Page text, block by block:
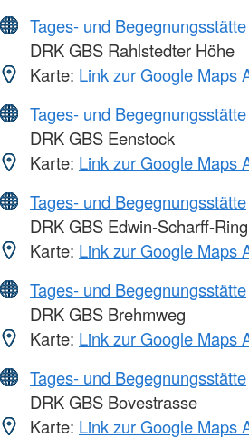
Tages- und Begegnungsstätte
DRK GBS Rahlstedter Höhe
Karte: Link zur Google Maps
Tages- und Begegnungsstätte
DRK GBS Eenstock
Karte: Link zur Google Maps
Tages- und Begegnungsstätte
DRK GBS Edwin-Scharff-Ring
Karte: Link zur Google Maps
Tages- und Begegnungsstätte
DRK GBS Brehmweg
Karte: Link zur Google Maps
Tages- und Begegnungsstätte
DRK GBS Bovestrasse
Karte: Link zur Google Maps